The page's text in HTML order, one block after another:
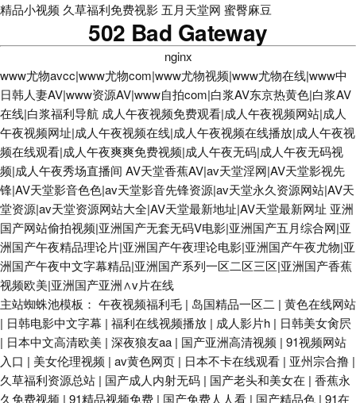
精品小视频 久草福利免费视影 五月天堂网 蜜臀麻豆
502 Bad Gateway
nginx
www尤物avcc|www尤物com|www尤物视频|www尤物在线|www中
日韩人妻AV|www资源AV|www自拍com|白浆AV东京热黄色|白浆AV
在线|白浆福利导航 成人午夜视频免费观看|成人午夜视频网站|成人
午夜视频网址|成人午夜视频在线|成人午夜视频在线播放|成人午夜视
频在线观看|成人午夜爽爽免费视频|成人午夜无码|成人午夜无码视
频|成人午夜秀场直播间 AV天堂香蕉AV|av天堂淫网|AV天堂影视先
锋|AV天堂影音色色|av天堂影音先锋资源|av天堂永久资源网站|AV天
堂资源|av天堂资源网站大全|AV天堂最新地址|AV天堂最新网址 亚洲
国产网站偷拍视频|亚洲国产无套无码V电影|亚洲国产五月综合网|亚
洲国产午夜精品理论片|亚洲国产午夜理论电影|亚洲国产午夜尤物|亚
洲国产午夜中文字幕精品|亚洲国产系列一区二区三区|亚洲国产香蕉
视频欧美|亚洲国产亚洲∧v片在线
主站蜘蛛池模板： 午夜视频福利毛 | 岛国精品一区二 | 黄色在线网站
| 日韩电影中文字幕 | 福利在线视频播放 | 成人影片h | 日韩美女肏屄
| 日本中文高清欧美 | 深夜狼友aa | 国产亚洲高清视频 | 91视频网站
入口 | 美女伦理视频 | av黄色网页 | 日本不卡在线观看 | 亚州宗合撸 |
久草福利资源总站 | 国产成人内射无码 | 国产老头和美女在 | 香蕉永
久免费视频 | 91精品视频免费 | 国产免费人人看 | 国产精品色 | 91在